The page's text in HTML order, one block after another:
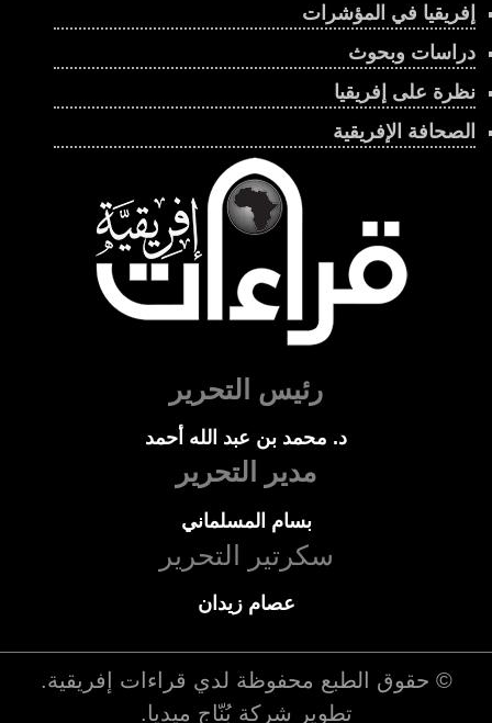
إفريقيا في المؤشرات
دراسات وبحوث
نظرة على إفريقيا
الصحافة الإفريقية
رئيس التحرير
د. محمد بن عبد الله أحمد
مدير التحرير
بسام المسلماني
سكرتير التحرير
عصام زيدان
© حقوق الطبع محفوظة لدي قراءات إفريقية.
تطوير شركةبُنّاج ميديا.